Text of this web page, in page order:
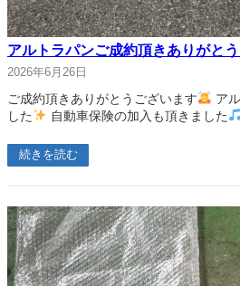
アルトラパンご成約頂きありがとう
2026年6月26日
ご成約頂きありがとうございます
ア
した
自動車保険の加入も頂きました
続きを読む